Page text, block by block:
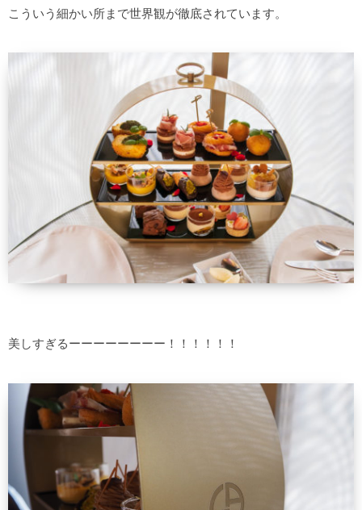
こういう細かい所まで世界観が徹底されています。
美しすぎるーーーーーーーー！！！！！！